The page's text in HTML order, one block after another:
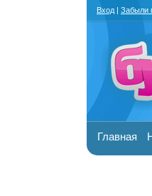
Вход | Забыли
Главная